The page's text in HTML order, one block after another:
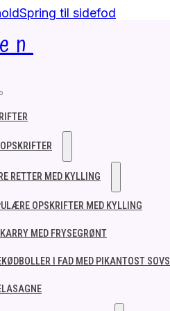
Spring til sidefod
RETTER MED KYLLING
OPSKRIFTER MED KYLLING
MED FRYSEGRØNT
I FAD MED PIKANTOST SOVS